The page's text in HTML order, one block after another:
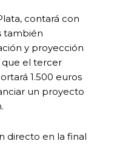
contará con
también
y proyección
que el tercer
1.500 euros
un proyecto
directo en la final